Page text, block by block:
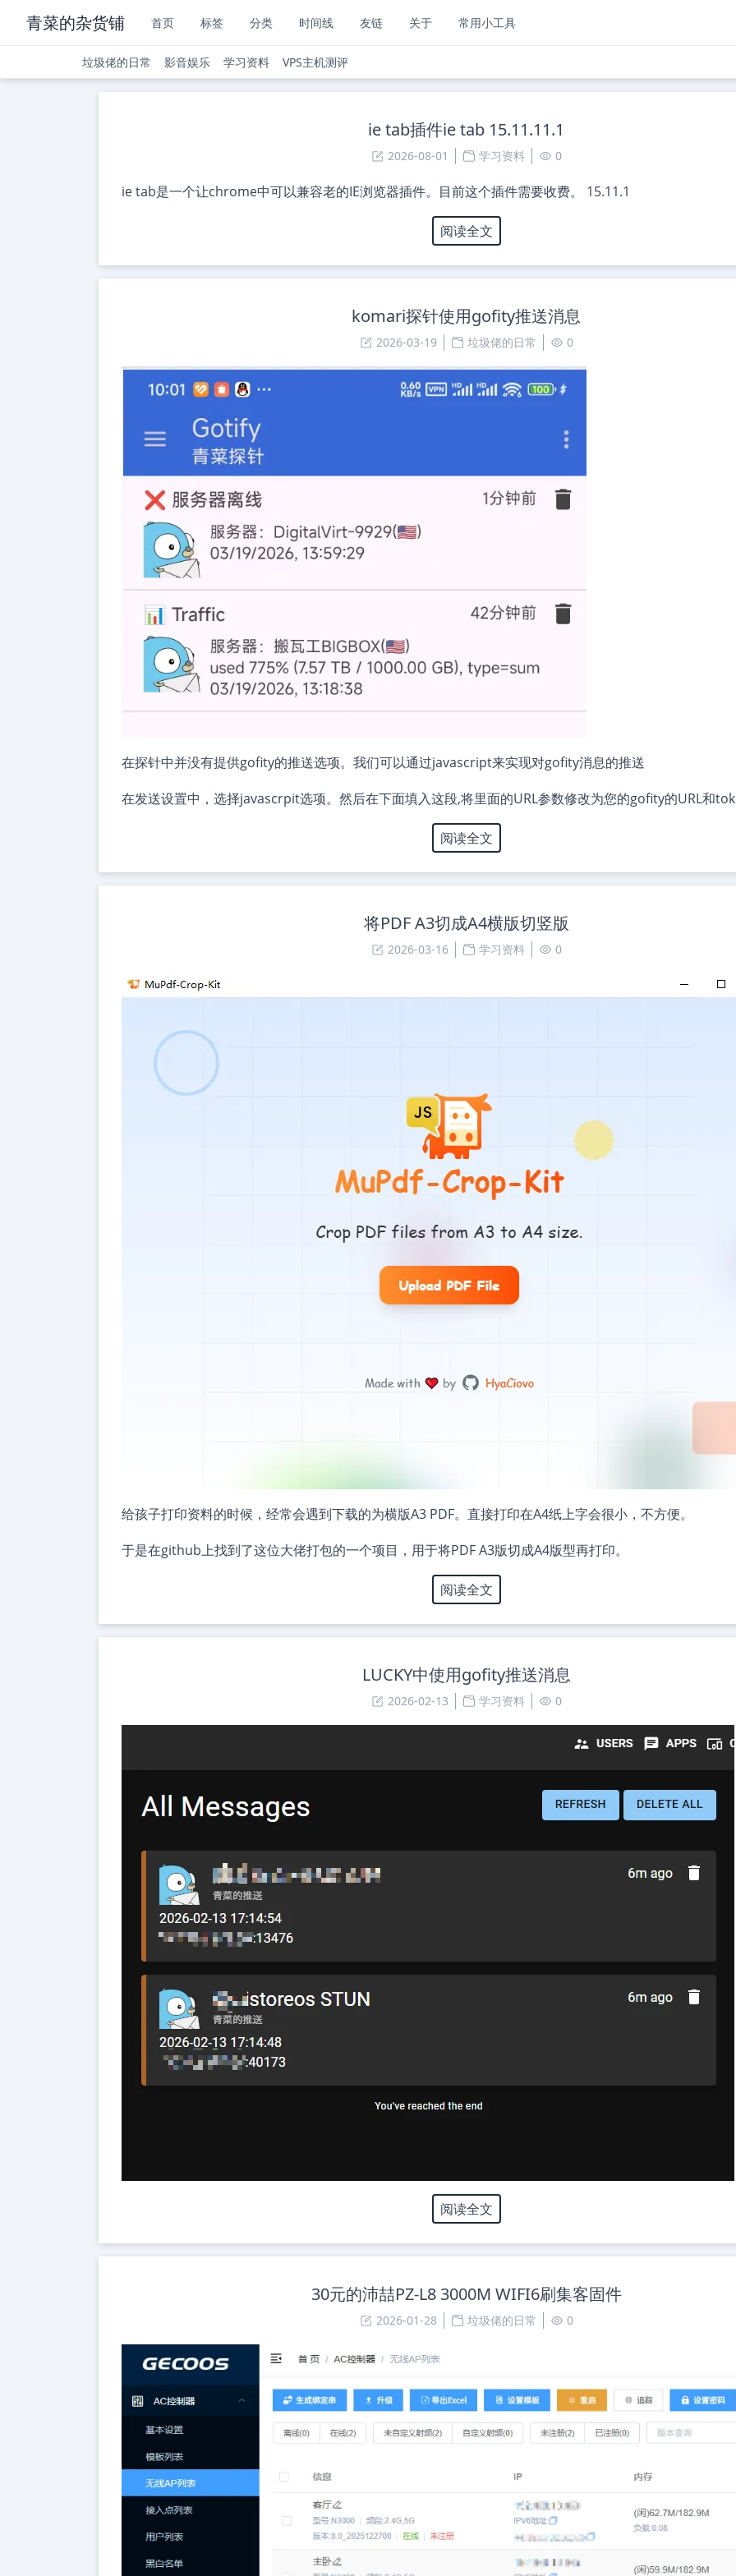
青菜的杂货铺 首页 标签 分类 时间线 友链 关于 常用小工具
垃圾佬的日常 影音娱乐 学习资料 VPS主机测评
ie tab插件ie tab 15.11.11.1
2026-08-01 学习资料 0
ie tab是一个让chrome中可以兼容老的IE浏览器插件。目前这个插件需要收费。 15.11.1
阅读全文
komari探针使用gofity推送消息
2026-03-19 垃圾佬的日常 0
在探针中并没有提供gofity的推送选项。我们可以通过javascript来实现对gofity消息的推送
在发送设置中，选择javascrpit选项。然后在下面填入这段,将里面的URL参数修改为您的gofity的URL和
阅读全文
将PDF A3切成A4横版切竖版
2026-03-16 学习资料 0
给孩子打印资料的时候，经常会遇到下载的为横版A3 PDF。直接打印在A4纸上字会很小，不方便。
于是在github上找到了这位大佬打包的一个项目，用于将PDF A3版切成A4版型再打印。
阅读全文
LUCKY中使用gofity推送消息
2026-02-13 学习资料 0
阅读全文
30元的沛喆PZ-L8 3000M WIFI6刷集客固件
2026-01-28 垃圾佬的日常 0